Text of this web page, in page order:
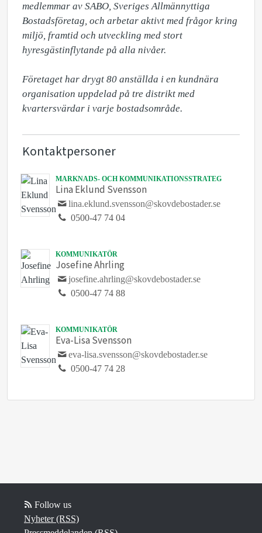
medlemmar av SABO, Sveriges Allmännyttiga
Bostadsföretag, och arbetar aktivt med frågor kring
miljö, framtid och utveckling med stort
hyresgästinflytande på alla nivåer.
Företaget har drygt 80 anställda i en kundnära
organisation uppdelad på tre distrikt med
kvartersvärdar i varje bostadsområde.
Kontaktpersoner
MARKNADS- OCH KOMMUNIKATIONSSTRATEG
Lina Eklund Svensson
lina.eklund.svensson@skovdebostader.se
0500-47 74 04
KOMMUNIKATÖR
Josefine Ahrling
josefine.ahrling@skovdebostader.se
0500-47 74 88
KOMMUNIKATÖR
Eva-Lisa Svensson
eva-lisa.svensson@skovdebostader.se
0500-47 74 28
Follow us
Nyheter (RSS)